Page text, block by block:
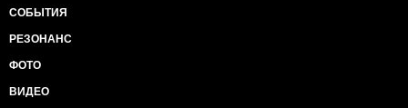
СОБЫТИЯ
РЕЗОНАНС
ФОТО
ВИДЕО